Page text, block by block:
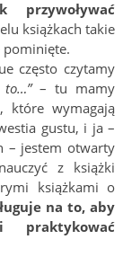
książkach takie
pominięte.
często czytamy
to…”– tu mamy
, które wymagają
gustu, i ja –
– jestem otwarty
z książki
książkami o
na to, aby